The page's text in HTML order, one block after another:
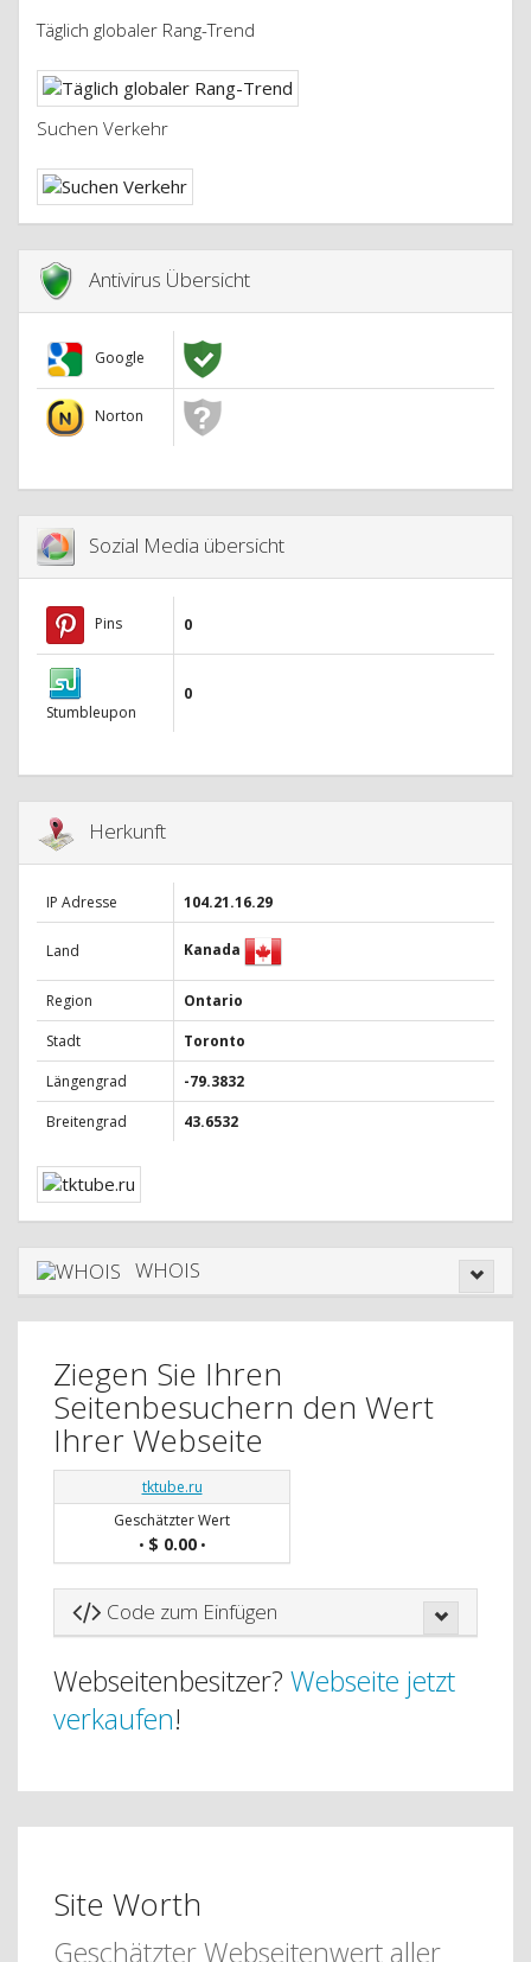
Täglich globaler Rang-Trend
Suchen Verkehr
Antivirus Übersicht
Google
Norton
Sozial Media übersicht
Pins 0
Stumbleupon
0
Herkunft
IP Adresse 104.21.16.29
Land Kanada
Region
Ontario
Stadt
Toronto
Längengrad
-79.3832
Breitengrad
43.6532
WHOIS
Ziegen Sie Ihren
Seitenbesuchern den Wert
Ihrer Webseite
tktube.ru
Geschätzter Wert
• $ 0.00•
Code zum Einfügen
Webseitenbesitzer? Webseite jetzt
verkaufen!
Site Worth
Geschätzter Webseitenwert aller